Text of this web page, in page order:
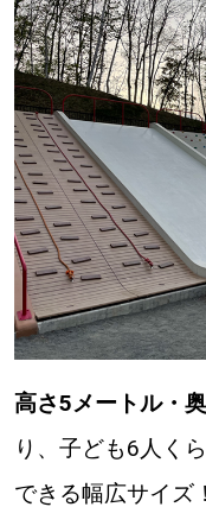
高さ5メートル・
り、子ども6人く
できる幅広サイズ